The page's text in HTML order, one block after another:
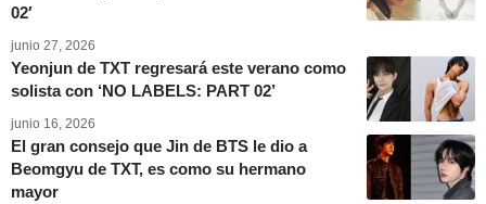
02′
junio 27, 2026
Yeonjun de TXT regresará este verano como
solista con ‘NO LABELS: PART 02’
junio 16, 2026
El gran consejo que Jin de BTS le dio a
Beomgyu de TXT, es como su hermano
mayor